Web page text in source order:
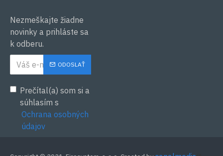
Nezmeškajte žiadne
novinky a prihláste sa
k odberu.
ODOSLAŤ
Prečítal(a) som si a
súhlasím s
Ochrana osobných
údajov